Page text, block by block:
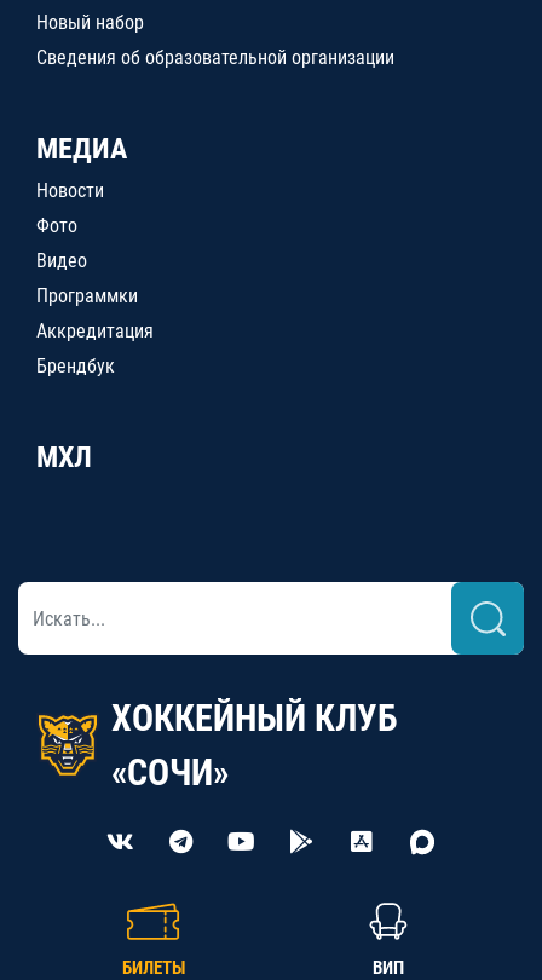
Новый набор
Сведения об образовательной организации
МЕДИА
Новости
Фото
Видео
Программки
Аккредитация
Брендбук
МХЛ
ХОККЕЙНЫЙ КЛУБ
«СОЧИ»
БИЛЕТЫ ВИП